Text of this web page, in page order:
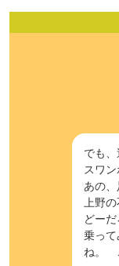
でも、
スワン
あの、
上野
どー
乗って
ね。